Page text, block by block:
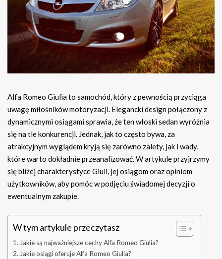
Alfa Romeo Giulia to samochód, który z pewnością przyciąga
uwagę miłośników motoryzacji. Elegancki design połączony z
dynamicznymi osiągami sprawia, że ten włoski sedan wyróżnia
się na tle konkurencji. Jednak, jak to często bywa, za
atrakcyjnym wyglądem kryją się zarówno zalety, jak i wady,
które warto dokładnie przeanalizować. W artykule przyjrzymy
się bliżej charakterystyce Giuli, jej osiągom oraz opiniom
użytkowników, aby pomóc w podjęciu świadomej decyzji o
ewentualnym zakupie.
W tym artykule przeczytasz
Jakie są najważniejsze cechy Alfa Romeo Giulia?
Jakie osiągi oferuje Alfa Romeo Giulia?